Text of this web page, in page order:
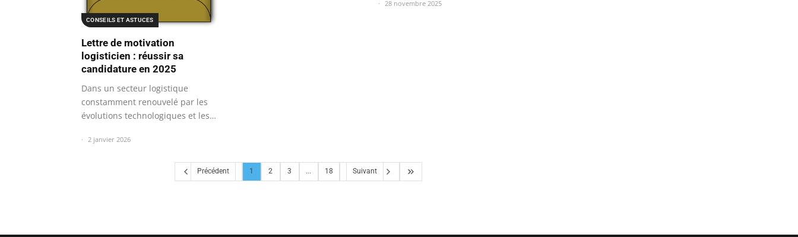
CONSEILS ET ASTUCES
Lettre de motivation
logisticien : réussir sa
candidature en 2025
Dans un secteur logistique
constamment renouvelé par les
évolutions technologiques et les
2 janvier 2026
28 novembre 2025
Précédent 1 2 3 ... 18 Suivant